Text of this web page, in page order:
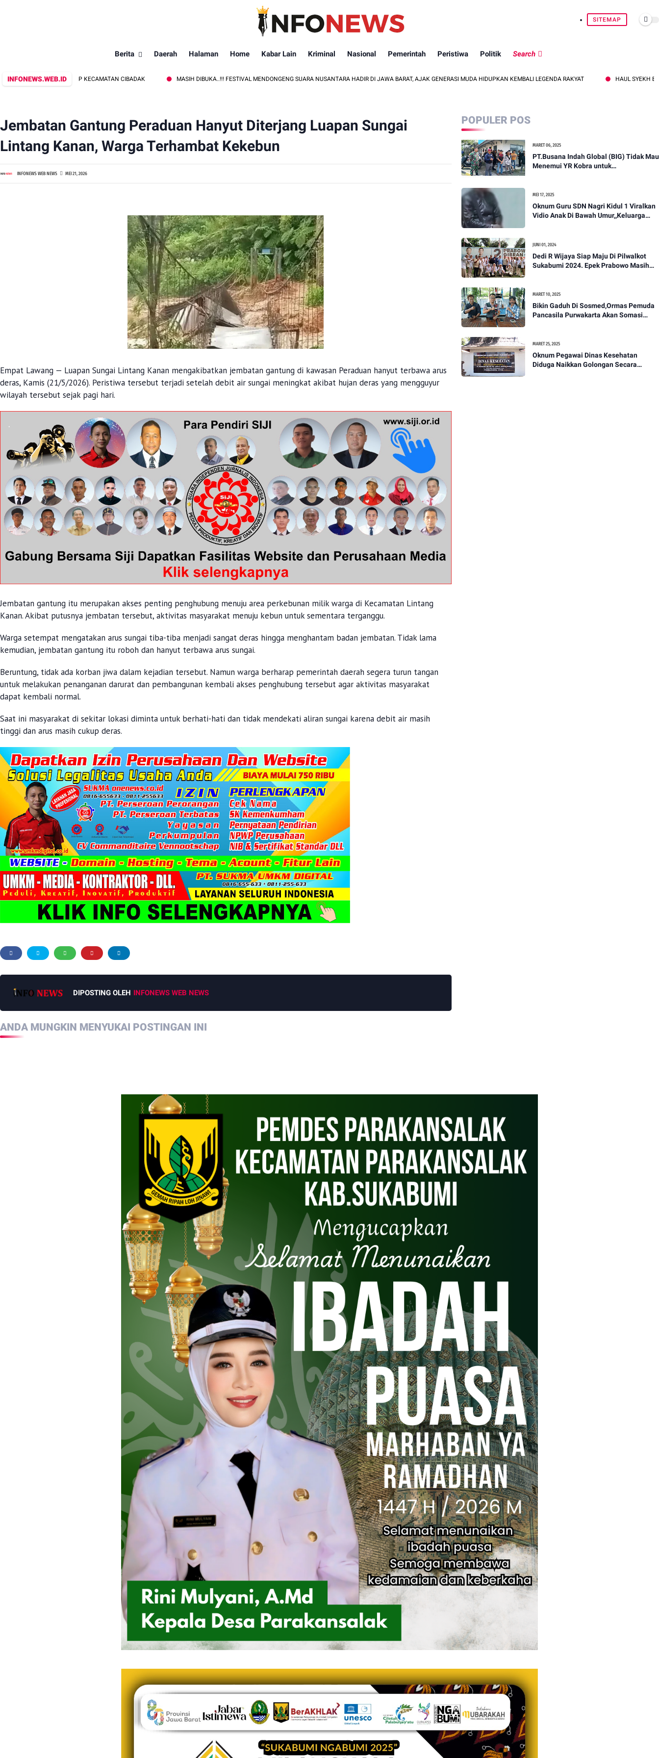
SITEMAP
Berita Daerah Halaman Home Kabar Lain Kriminal Nasional Pemerintah Peristiwa Politik Search
INFONEWS.WEB.ID
SATPOL PP KECAMATAN CIBADAK MASIH DIBUKA..!!! FESTIVAL MENDONGENG SUARA NUSANTARA HADIR DI JAWA BARAT, AJAK GENERASI MUDA HIDUPKAN KEMBALI LEGENDA RAKYAT HAUL SYEKH BAING YUSUF:
Jembatan Gantung Peraduan Hanyut Diterjang Luapan Sungai
Lintang Kanan, Warga Terhambat Kekebun
INFONEWS WEB NEWS MEI 21, 2026
Empat Lawang — Luapan Sungai Lintang Kanan mengakibatkan jembatan gantung di kawasan Peraduan hanyut terbawa arus
deras, Kamis (21/5/2026). Peristiwa tersebut terjadi setelah debit air sungai meningkat akibat hujan deras yang mengguyur
wilayah tersebut sejak pagi hari.
Jembatan gantung itu merupakan akses penting penghubung menuju area perkebunan milik warga di Kecamatan Lintang
Kanan. Akibat putusnya jembatan tersebut, aktivitas masyarakat menuju kebun untuk sementara terganggu.
Warga setempat mengatakan arus sungai tiba-tiba menjadi sangat deras hingga menghantam badan jembatan. Tidak lama
kemudian, jembatan gantung itu roboh dan hanyut terbawa arus sungai.
Beruntung, tidak ada korban jiwa dalam kejadian tersebut. Namun warga berharap pemerintah daerah segera turun tangan
untuk melakukan penanganan darurat dan pembangunan kembali akses penghubung tersebut agar aktivitas masyarakat
dapat kembali normal.
Saat ini masyarakat di sekitar lokasi diminta untuk berhati-hati dan tidak mendekati aliran sungai karena debit air masih
tinggi dan arus masih cukup deras.
DIPOSTING OLEH INFONEWS WEB NEWS
ANDA MUNGKIN MENYUKAI POSTINGAN INI
POPULER POS
MARET 06, 2025
PT.Busana Indah Global (BIG) Tidak Mau
Menemui YR Kobra untuk
MEI 17, 2025
Oknum Guru SDN Nagri Kidul 1 Viralkan
Vidio Anak Di Bawah Umur,,Keluarga
JUNI 01, 2024
Dedi R Wijaya Siap Maju Di Pilwalkot
Sukabumi 2024. Epek Prabowo Masih
MARET 10, 2025
Bikin Gaduh Di Sosmed,Ormas Pemuda
Pancasila Purwakarta Akan Somasi
MARET 25, 2025
Oknum Pegawai Dinas Kesehatan
Diduga Naikkan Golongan Secara